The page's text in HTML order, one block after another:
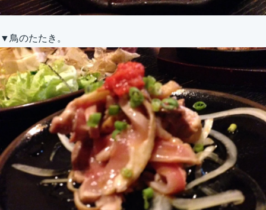
▼鳥のたたき。